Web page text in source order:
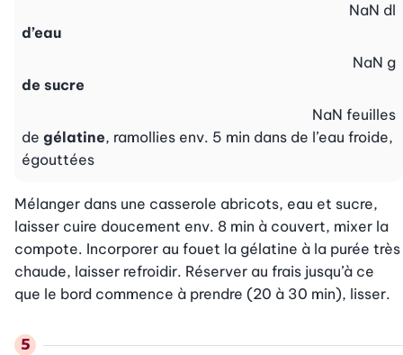
d’eau
NaN dl
de sucre
NaN g
de gélatine, ramollies env. 5 min dans de l’eau froide,
égouttées
NaN feuilles
Mélanger dans une casserole abricots, eau et sucre,
laisser cuire doucement env. 8 min à couvert, mixer la
compote. Incorporer au fouet la gélatine à la purée très
chaude, laisser refroidir. Réserver au frais jusqu’à ce
que le bord commence à prendre (20 à 30 min), lisser.